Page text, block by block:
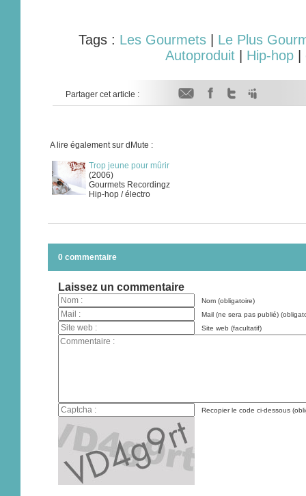
Tags : Les Gourmets
Le Plus
Autoproduit| Hip-hop|
Partager cet article :
A lire également sur dMute :
Trop jeune pour mûrir
(2006)
Gourmets Recordingz
Hip-hop / électro
0 commentaire
Laissez un commentaire
Nom (obligatoire)
Mail (ne sera pas publié)
Site web (facultatif)
Recopier le code ci-dessous